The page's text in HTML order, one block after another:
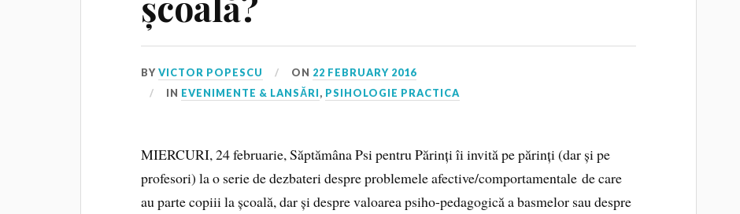
BYVICTOR POPESCU ON 22 FEBRUARY 2016
IN EVENIMENTE & LANSĂRI, PSIHOLOGIE PRACTICA
MIERCURI, 24 februarie, Săptămâna Psi pentru Părinți îi invită pe părinți (dar și pe
profesori) la o serie de dezbateri despre problemele afective/comportamentale de care
au parte copiii la școală, dar și despre valoarea psiho-pedagogică a basmelor sau despre